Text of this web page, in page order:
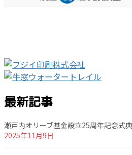
最新記事
瀬戸内オリーブ基金設立25周年記念式
2025年11月9日